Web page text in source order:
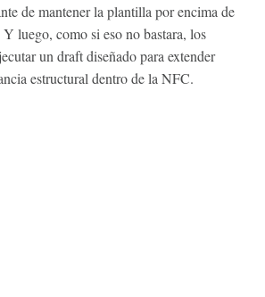
de mantener la plantilla por encima de
luego, como si eso no bastara, los
un draft diseñado para extender
estructural dentro de la NFC.